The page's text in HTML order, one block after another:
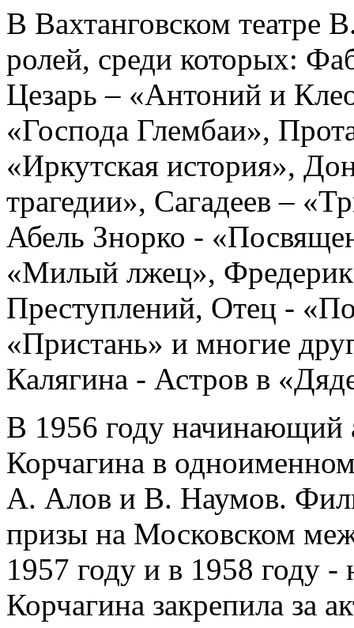
В Вахтанговском театре
ролей, среди которых:
Цезарь – «Антоний и
«Господа Глембаи»,
«Иркутская история»,
трагедии», Сагадеев –
Абель Знорко -
«Милый лжец»,
Преступлений, Отец -
«Пристань» и многие
Калягина - Астров в
В 1956 году начинающий
Корчагина в
А. Алов и В. Наумов.
призы на Московском
1957 году и в 1958 году
Корчагина закрепила за